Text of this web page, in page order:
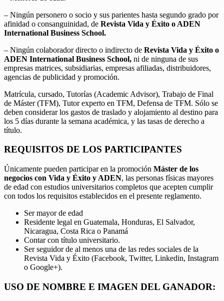
– Ningún personero o socio y sus parientes hasta segundo grado por
afinidad o consanguinidad, de Revista Vida y Éxito o ADEN
International Business School.
– Ningún colaborador directo o indirecto de Revista Vida y Éxito o
ADEN International Business School, ni de ninguna de sus
empresas matrices, subsidiarias, empresas afiliadas, distribuidores,
agencias de publicidad y promoción.
Matrícula, cursado, Tutorías (Academic Advisor), Trabajo de Final
de Máster (TFM), Tutor experto en TFM, Defensa de TFM. Sólo se
deben considerar los gastos de traslado y alojamiento al destino para
los 5 días durante la semana académica, y las tasas de derecho a
título.
REQUISITOS DE LOS PARTICIPANTES
Únicamente pueden participar en la promoción Máster de los
negocios con Vida y Éxito y ADEN, las personas físicas mayores
de edad con estudios universitarios completos que acepten cumplir
con todos los requisitos establecidos en el presente reglamento.
Ser mayor de edad
Residente legal en Guatemala, Honduras, El Salvador,
Nicaragua, Costa Rica o Panamá
Contar con título universitario.
Ser seguidor de al menos una de las redes sociales de la
Revista Vida y Éxito (Facebook, Twitter, Linkedin, Instagram
o Google+).
USO DE NOMBRE E IMAGEN DEL GANADOR: